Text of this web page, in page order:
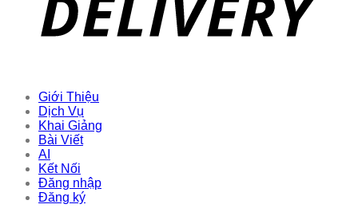
Giới Thiệu
Dịch Vụ
Khai Giảng
Bài Viết
AI
Kết Nối
Đăng nhập
Đăng ký